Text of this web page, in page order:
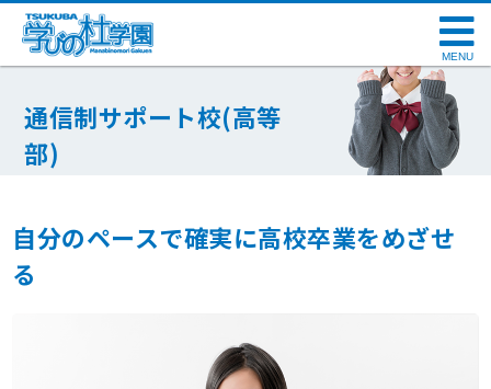
MENU
通信制サポート校(高等
部)
自分のペースで確実に高校卒業をめざせ
る